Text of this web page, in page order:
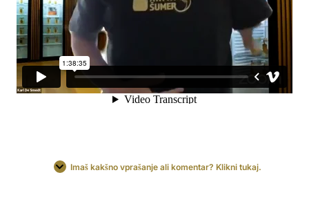
Imaš kakšno vprašanje ali komentar? Klikni tukaj.